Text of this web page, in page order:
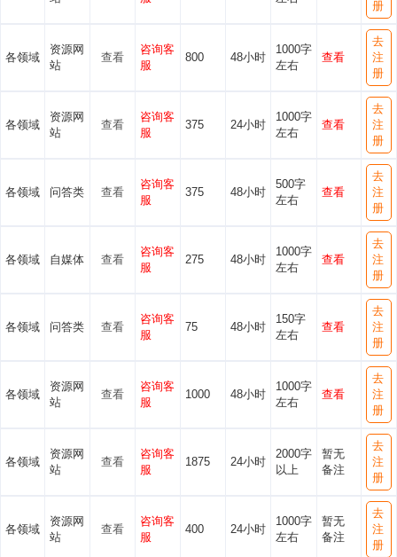
册
各领域
资源网
站
查看
咨询客
服
800 48小时
1000字
左右
查看
去
注
册
各领域
资源网
站
查看
咨询客
服
375 24小时
1000字
左右
查看
去
注
册
各领域 问答类 查看
咨询客
服
375 48小时
500字
左右
查看
去
注
册
各领域 自媒体 查看
咨询客
服
275 48小时
1000字
左右
查看
去
注
册
各领域 问答类 查看
咨询客
服
75 48小时
150字
左右
查看
去
注
册
各领域
资源网
站
查看
咨询客
服
1000 48小时
1000字
左右
查看
去
注
册
各领域
资源网
站
查看
咨询客
服
1875 24小时
2000字
以上
暂无
备注
去
注
册
各领域
资源网
站
查看
咨询客
服
400 24小时
1000字
左右
暂无
备注
去
注
册